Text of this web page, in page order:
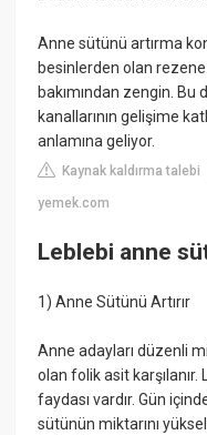
Anne sütünü artırma
besinlerden olan
bakımından zengin.
kanallarının gelişime
anlamına geliyor.
Kaynak kaldırma talebi
yemek.com
Leblebi anne
1) Anne Sütünü Artırır
Anne adayları düzenli
olan folik asit
faydası vardır. Gün
sütünün miktarını